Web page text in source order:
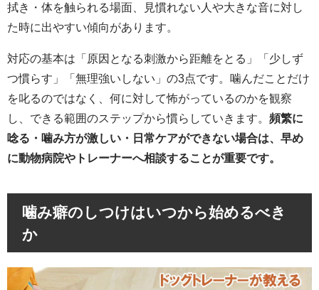
拭き・体を触られる場面、見慣れない人や大きな音に対し
た時に出やすい傾向があります。
対応の基本は「原因となる刺激から距離をとる」「少しず
つ慣らす」「無理強いしない」の3点です。噛んだことだけ
を叱るのではなく、何に対して怖がっているのかを観察
し、できる範囲のステップから慣らしていきます。 頻繁に
唸る・噛み方が激しい・日常ケアができない場合は、早め
に動物病院やトレーナーへ相談することが重要です。
噛み癖のしつけはいつから始めるべき
か